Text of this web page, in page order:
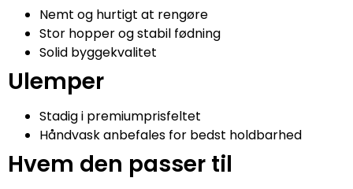
Nemt og hurtigt at rengøre
Stor hopper og stabil fødning
Solid byggekvalitet
Ulemper
Stadig i premiumprisfeltet
Håndvask anbefales for bedst holdbarhed
Hvem den passer til